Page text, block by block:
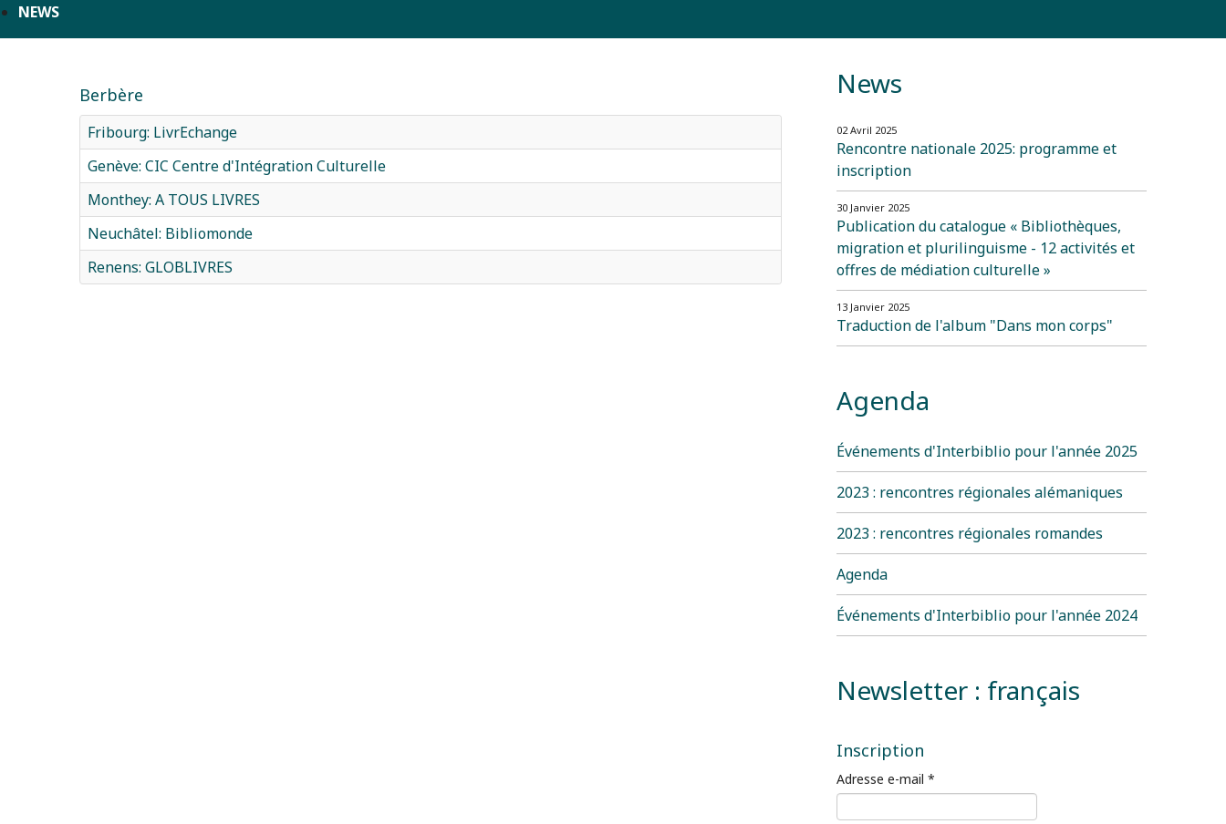
NEWS
Berbère
Fribourg: LivrEchange
Genève: CIC Centre d'Intégration Culturelle
Monthey: A TOUS LIVRES
Neuchâtel: Bibliomonde
Renens: GLOBLIVRES
News
02 Avril 2025
Rencontre nationale 2025: programme et
inscription
30 Janvier 2025
Publication du catalogue « Bibliothèques,
migration et plurilinguisme - 12 activités et
offres de médiation culturelle »
13 Janvier 2025
Traduction de l'album "Dans mon corps"
Agenda
Événements d'Interbiblio pour l'année 2025
2023 : rencontres régionales alémaniques
2023 : rencontres régionales romandes
Agenda
Événements d'Interbiblio pour l'année 2024
Newsletter : français
Inscription
Adresse e-mail *